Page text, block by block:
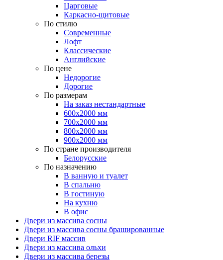
Царговые
Каркасно-щитовые
По стилю
Современные
Лофт
Классические
Английские
По цене
Недорогие
Дорогие
По размерам
На заказ нестандартные
600х2000 мм
700х2000 мм
800х2000 мм
900х2000 мм
По стране производителя
Белорусские
По назначению
В ванную и туалет
В спальню
В гостиную
На кухню
В офис
Двери из массива сосны
Двери из массива сосны брашированные
Двери RIF массив
Двери из массива ольхи
Двери из массива березы